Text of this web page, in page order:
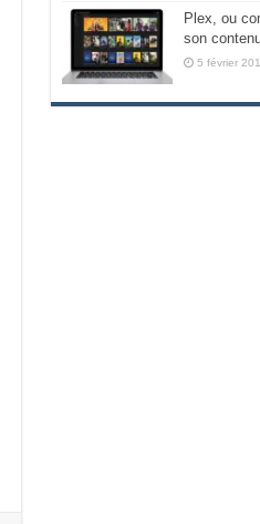
Plex, ou
son
5 février